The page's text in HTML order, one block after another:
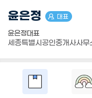
윤은정 대표
윤은정대표
세종특별시공인중개사사무